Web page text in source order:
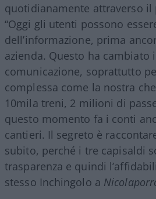
quotidianamente attraverso il
“Oggi gli utenti possono
dell’informazione, prima
azienda. Questo ha cambiato
comunicazione, soprattutto
complessa come la nostra
10mila treni, 2 milioni di
questo momento fa i conti
cantieri. Il segreto è
subito, perché i tre capisaldi
trasparenza e quindi
stesso Inchingolo a